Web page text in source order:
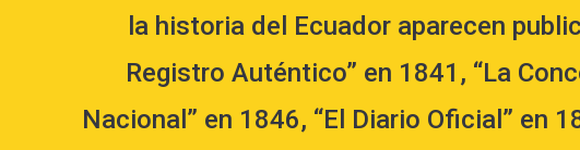
la historia del Ecuador aparecen
Registro Auténtico” en 1841, “La
Nacional” en 1846, “El Diario Oficial” en